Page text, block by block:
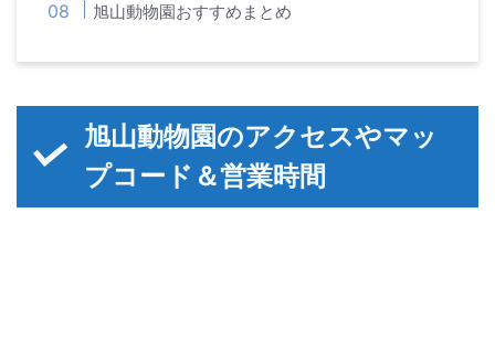
旭山動物園おすすめまとめ
旭山動物園のアクセスやマッ
プコード＆営業時間